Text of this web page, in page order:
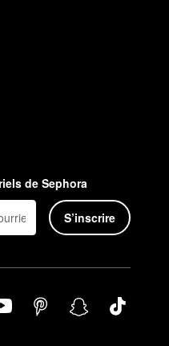
de Sephora
S’inscrire